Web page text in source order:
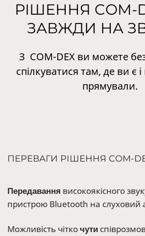
РІШЕННЯ COM-
ЗАВЖДИ НА
З COM-DEX ви можете
спілкуватися там, де ви є
прямували.
ПЕРЕВАГИ РІШЕННЯ COM-
Передавання високоякісного
пристрою Bluetooth на слуховий
Можливість чіткочути